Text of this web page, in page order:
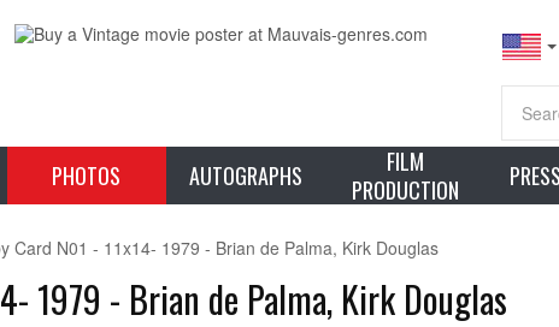
PHOTOS AUTOGRAPHS
FILM
PRODUCTION
Card N01 - 11x14- 1979 - Brian de Palma, Kirk Douglas
1979 - Brian de Palma, Kirk Douglas